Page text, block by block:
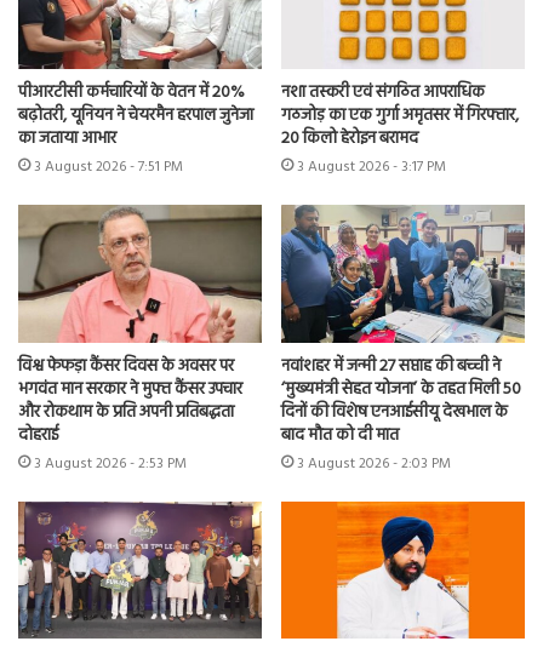
पीआरटीसी कर्मचारियों के वेतन में 20%
बढ़ोतरी, यूनियन ने चेयरमैन हरपाल जुनेजा
का जताया आभार
3 August 2026 - 7:51 PM
नशा तस्करी एवं संगठित आपराधिक
गठजोड़ का एक गुर्गा अमृतसर में गिरफ्तार,
20 किलो हेरोइन बरामद
3 August 2026 - 3:17 PM
विश्व फेफड़ा कैंसर दिवस के अवसर पर
भगवंत मान सरकार ने मुफ्त कैंसर उपचार
और रोकथाम के प्रति अपनी प्रतिबद्धता
दोहराई
3 August 2026 - 2:53 PM
नवांशहर में जन्मी 27 सप्ताह की बच्ची ने
‘मुख्यमंत्री सेहत योजना’ के तहत मिली 50
दिनों की विशेष एनआईसीयू देखभाल के
बाद मौत को दी मात
3 August 2026 - 2:03 PM